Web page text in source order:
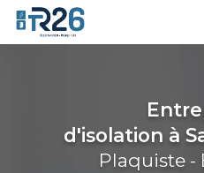
d'isolation à
Plaquiste -